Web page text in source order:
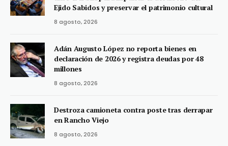
Ejido Sabidos y preservar el patrimonio cultural
8 agosto, 2026
Adán Augusto López no reporta bienes en
declaración de 2026 y registra deudas por 48
millones
8 agosto, 2026
Destroza camioneta contra poste tras derrapar
en Rancho Viejo
8 agosto, 2026